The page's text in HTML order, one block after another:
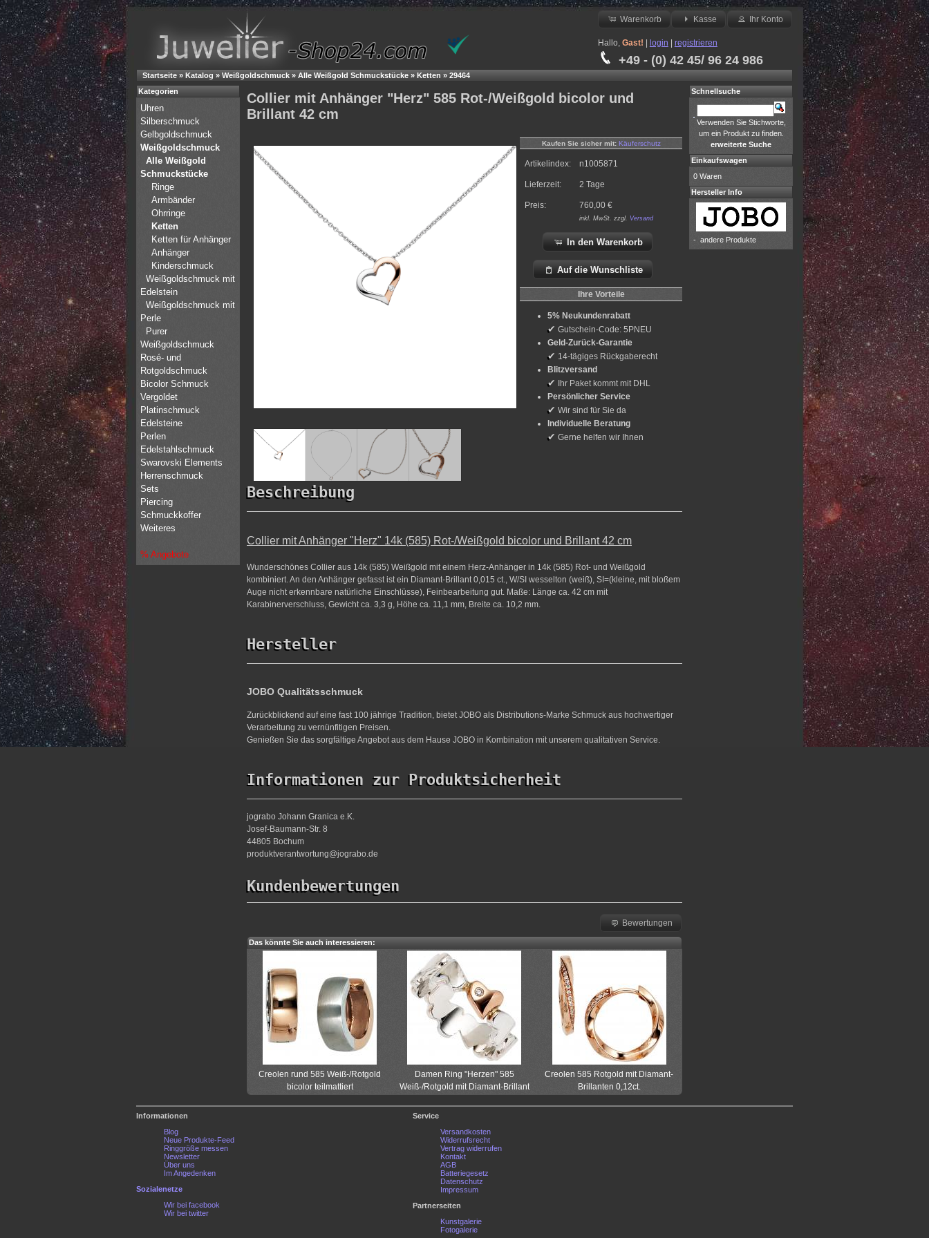
Warenkorb Kasse Ihr Konto
Hallo, Gast! login registrieren
+49 - (0) 42 45/ 96 24 986
Startseite » Katalog » Weißgoldschmuck » Alle Weißgold Schmuckstücke » Ketten » 29464
Collier mit Anhänger "Herz" 585 Rot-/Weißgold bicolor und
Brillant 42 cm
Kaufen Sie sicher mit: Käuferschutz
Artikelindex: n1005871
Lieferzeit: 2 Tage
Preis: 760,00 €
inkl. MwSt. zzgl. Versand
In den Warenkorb
Auf die Wunschliste
Ihre Vorteile
5% Neukundenrabatt
✔ Gutschein-Code: 5PNEU
Geld-Zurück-Garantie
✔ 14-tägiges Rückgaberecht
Blitzversand
✔
Ihr Paket kommt mit DHL
Persönlicher Service
✔ Wir sind für Sie da
Individuelle Beratung
✔ Gerne helfen wir Ihnen
Beschreibung
Collier mit Anhänger "Herz" 14k (585) Rot-/Weißgold bicolor und Brillant 42 cm
Wunderschönes Collier aus 14k (585) Weißgold mit einem Herz-Anhänger in 14k (585) Rot- und Weißgold
kombiniert. An den Anhänger gefasst ist ein Diamant-Brillant 0,015 ct., W/SI wesselton (weiß), SI=(kleine, mit bloßem
Auge nicht erkennbare natürliche Einschlüsse), Feinbearbeitung gut. Maße: Länge ca. 42 cm mit
Karabinerverschluss, Gewicht ca. 3,3 g, Höhe ca. 11,1 mm, Breite ca. 10,2 mm.
Hersteller
JOBO Qualitätsschmuck
Zurückblickend auf eine fast 100 jährige Tradition, bietet JOBO als Distributions-Marke Schmuck aus hochwertiger
Verarbeitung zu vernünfitigen Preisen.
Genießen Sie das sorgfältige Angebot aus dem Hause JOBO in Kombination mit unserem qualitativen Service.
Informationen zur Produktsicherheit
jograbo Johann Granica e.K.
Josef-Baumann-Str. 8
44805 Bochum
produktverantwortung@jograbo.de
Kundenbewertungen
Bewertungen
Das könnte Sie auch interessieren:
Creolen rund 585 Weiß-/Rotgold
bicolor teilmattiert
Damen Ring "Herzen" 585
Weiß-/Rotgold mit Diamant-Brillant
Creolen 585 Rotgold mit Diamant-
Brillanten 0,12ct.
Kategorien
Uhren
Silberschmuck
Gelbgoldschmuck
Weißgoldschmuck
Alle Weißgold
Schmuckstücke
Ringe
Armbänder
Ohrringe
Ketten
Ketten für Anhänger
Anhänger
Kinderschmuck
Weißgoldschmuck mit
Edelstein
Weißgoldschmuck mit
Perle
Purer
Weißgoldschmuck
Rosé- und
Rotgoldschmuck
Bicolor Schmuck
Vergoldet
Platinschmuck
Edelsteine
Perlen
Edelstahlschmuck
Swarovski Elements
Herrenschmuck
Sets
Piercing
Schmuckkoffer
Weiteres
% Angebote
Schnellsuche
Verwenden Sie Stichworte,
um ein Produkt zu finden.
erweiterte Suche
Einkaufswagen
0 Waren
Hersteller Info
- andere Produkte
Informationen
Blog
Neue Produkte-Feed
Ringgröße messen
Newsletter
Über uns
Im Angedenken
Sozialenetze
Wir bei facebook
Wir bei twitter
Service
Versandkosten
Widerrufsrecht
Vertrag widerrufen
Kontakt
AGB
Batteriegesetz
Datenschutz
Impressum
Partnerseiten
Kunstgalerie
Fotogalerie